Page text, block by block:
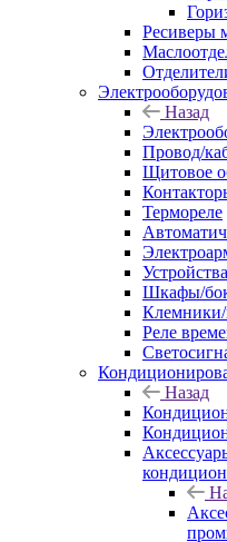
Ресиверы
Назад
Провод/
Щитовое
Термореле
Шкафы/
Реле
Назад